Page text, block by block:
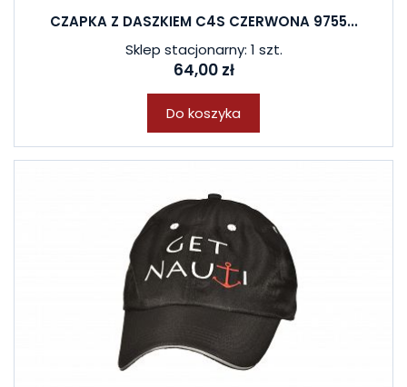
CZAPKA Z DASZKIEM C4S CZERWONA 9755...
Sklep stacjonarny: 1 szt.
64,00 zł
Do koszyka